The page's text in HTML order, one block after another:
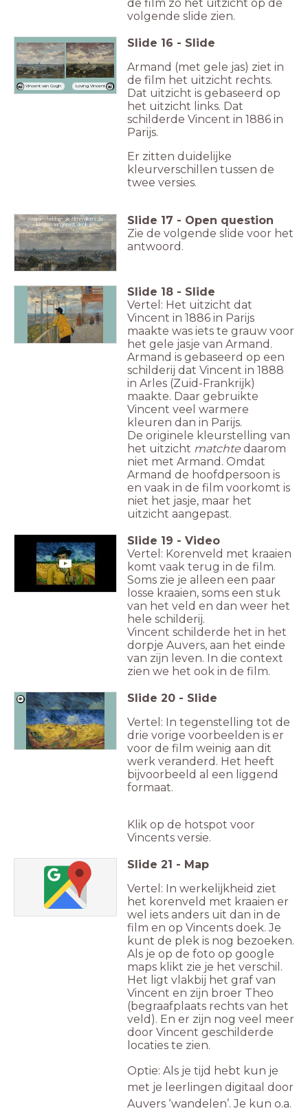
de film zo het uitzicht op de
volgende slide zien.
Vincent van Gogh Loving Vincent
Slide 16 - Slide
Armand (met gele jas) ziet in
de film het uitzicht rechts.
Dat uitzicht is gebaseerd op
het uitzicht links. Dat
schilderde Vincent in 1886 in
Parijs.
Er zitten duidelijke
kleurverschillen tussen de
twee versies.
Waarom hebben de filmmakers de
kleuren aangepast, denk jij?
Slide 17 - Open question
Zie de volgende slide voor het
antwoord.
Slide 18 - Slide
Vertel: Het uitzicht dat
Vincent in 1886 in Parijs
maakte was iets te grauw voor
het gele jasje van Armand.
Armand is gebaseerd op een
schilderij dat Vincent in 1888
in Arles (Zuid-Frankrijk)
maakte. Daar gebruikte
Vincent veel warmere
kleuren dan in Parijs.
De originele kleurstelling van
het uitzicht matchte daarom
niet met Armand. Omdat
Armand de hoofdpersoon is
en vaak in de film voorkomt is
niet het jasje, maar het
uitzicht aangepast.
Slide 19 - Video
Vertel: Korenveld met kraaien
komt vaak terug in de film.
Soms zie je alleen een paar
losse kraaien, soms een stuk
van het veld en dan weer het
hele schilderij.
Vincent schilderde het in het
dorpje Auvers, aan het einde
van zijn leven. In die context
zien we het ook in de film.
Slide 20 - Slide
Vertel: In tegenstelling tot de
drie vorige voorbeelden is er
voor de film weinig aan dit
werk veranderd. Het heeft
bijvoorbeeld al een liggend
formaat.
Klik op de hotspot voor
Vincents versie.
Slide 21 - Map
Vertel: In werkelijkheid ziet
het korenveld met kraaien er
wel iets anders uit dan in de
film en op Vincents doek. Je
kunt de plek is nog bezoeken.
Als je op de foto op google
maps klikt zie je het verschil.
Het ligt vlakbij het graf van
Vincent en zijn broer Theo
(begraafplaats rechts van het
veld). En er zijn nog veel meer
door Vincent geschilderde
locaties te zien.
Optie: Als je tijd hebt kun je
met je leerlingen digitaal door
Auvers ‘wandelen’. Je kun o.a.